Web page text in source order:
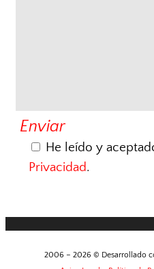
He leído y
Privacidad.
2006 – 2026 © Desarrollado